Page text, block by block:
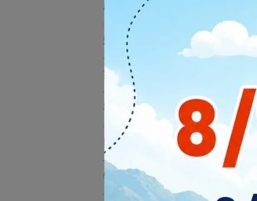
啟動道具特效
道具租借
氣球教學
客服中心
門市資訊
特約商店